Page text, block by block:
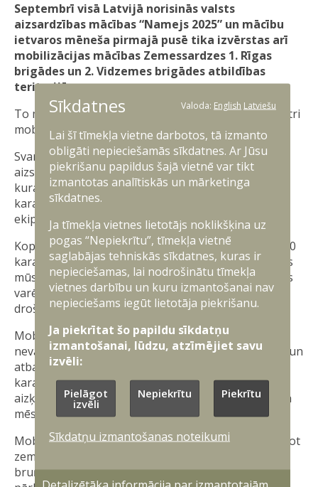
Septembrī visā Latvijā norisinās valsts
aizsardzības mācības “Namejs 2025” un mācību
ietvaros mēneša pirmajā pusē tika izvērstas arī
mobilizācijas mācības Zemessardzes 1. Rīgas
brigādes un 2. Vidzemes brigādes atbildības
teritorijās.
To mērķis ir pārbaudīt mūsu spēju krīzes situācijā ātri
mobilizēt un nodrošināt bruņotos spēkus.
Svarīgu lomu šajā procesā spēlē arī Valsts
aizsardzības loģistikas un iepirkumu centrs (VALIC),
kura speciālisti mācību laikā nodrošināja rezerves
karavīru apgādi ar formastērpiem, apaviem un
ekipējumu.
Kopumā mācību laikā VALIC apģērba vairāk nekā 180
karavīru un zemessargu. Tas nozīmē, ka, pateicoties
mūsu speciālistu darbam, katrs mobilizētais karavīrs
varēja nekavējoties iesaistīties uzdevumu izpildē -
drošībā, komfortā un ar pilnvērtīgu ekipējumu.
Mobilizācijas mācības parāda, cik svarīga ir
nevainojama sadarbība starp bruņotajiem spēkiem un
atbalsta institūcijām. VALIC uzdevums ir gādāt, lai
karavīri savā rīcībā saņemtu visu nepieciešamo bez
aizķeršanās, un mācības “Namejs 2025” apliecina, ka
mēs šo misiju spējam izpildīt.
Mobilizācijas mācību mērķis ir pārbaudīt un pilnveidot
zemessargu un rezerves karavīru iesaisti Nacionālo
bruņoto spēku kaujas struktūrā. To laikā tiks
Sīkdatnes Valoda: English Latviešu
Lai šī tīmekļa vietne darbotos, tā izmanto
obligāti nepieciešamās sīkdatnes. Ar Jūsu
piekrišanu papildus šajā vietnē var tikt
izmantotas analītiskās un mārketinga
sīkdatnes.
Ja tīmekļa vietnes lietotājs noklikšķina uz
pogas “Nepiekrītu”, tīmekļa vietnē
saglabājas tehniskās sīkdatnes, kuras ir
nepieciešamas, lai nodrošinātu tīmekļa
vietnes darbību un kuru izmantošanai nav
nepieciešams iegūt lietotāja piekrišanu.
Ja piekrītat šo papildu sīkdatņu
izmantošanai, lūdzu, atzīmējiet savu
izvēli:
Pielāgot
izvēli
Nepiekrītu Piekrītu
Sīkdatņu izmantošanas noteikumi